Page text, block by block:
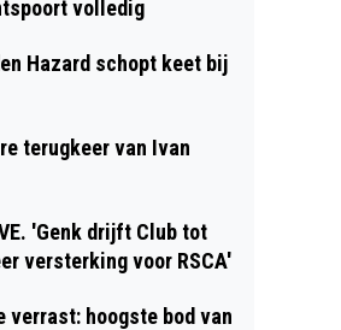
volledig
Hazard schopt keet bij
terugkeer van Ivan
'Genk drijft Club tot
versterking voor RSCA'
verrast: hoogste bod van